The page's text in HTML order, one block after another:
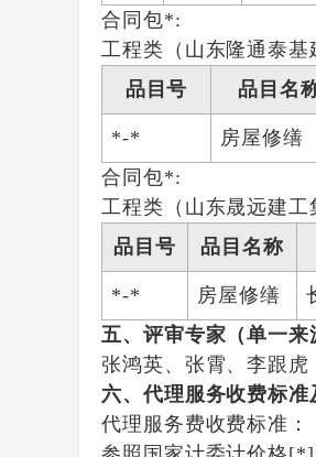
合同包*:
工程类（山东隆通泰基
品目号
品目名
*-* 房屋修缮
合同包*:
工程类（山东晟远建工
品目号
品目名称
*-* 房屋修缮
五、评审专家（单一来
张鸿英、 张霄、李跟虎
六、代理服务收费标准
代理服务费收费标准：